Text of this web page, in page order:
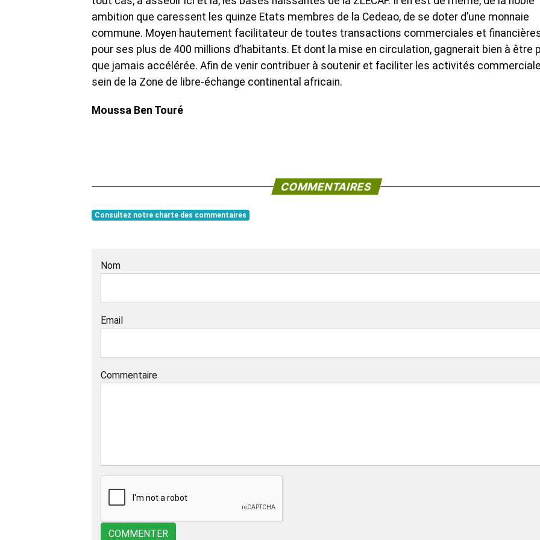
ambition que caressent les quinze Etats membres de la Cedeao, de se doter d’une monnaie
commune. Moyen hautement facilitateur de toutes transactions commerciales et
pour ses plus de 400 millions d’habitants. Et dont la mise en circulation, gagnerait bien à être
que jamais accélérée. Afin de venir contribuer à soutenir et faciliter les activités
sein de la Zone de libre-échange continental africain.
Moussa Ben Touré
COMMENTAIRES
Consultez notre charte des commentaires
Nom
Email
Commentaire
COMMENTER